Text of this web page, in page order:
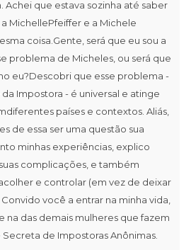
Achei que estava sozinha até saber
MichellePfeiffer e a Michele
coisa.Gente, será que eu sou a
problema de Micheles, ou será que
eu?Descobri que esse problema -
Impostora - é universal e atinge
países e contextos. Aliás,
de essa ser uma questão sua
minhas experiências, explico
complicações, e também
e controlar (em vez de deixar
você a entrar na minha vida,
na das demais mulheres que fazem
de Impostoras Anônimas.